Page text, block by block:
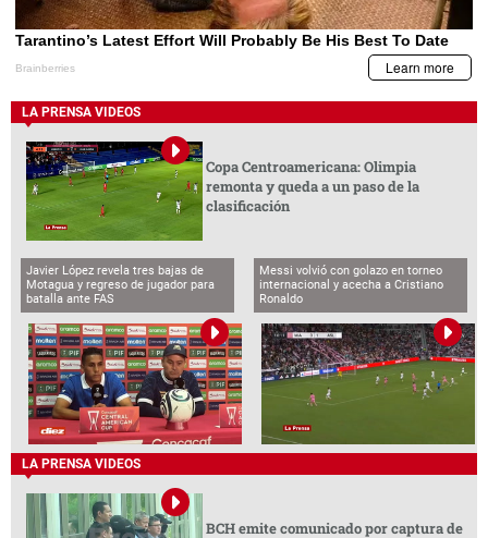
Javier López revela tres bajas de
Motagua y regreso de jugador para
batalla ante FAS
Messi volvió con golazo en torneo
internacional y acecha a Cristiano
Ronaldo
LA PRENSA VIDEOS
BCH emite comunicado por captura de
funcionarios vinculados al caso